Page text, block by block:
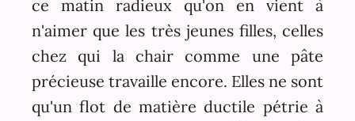
ce matin radieux qu'on en vient à
n'aimer que les très jeunes filles, celles
chez qui la chair comme une pâte
précieuse travaille encore. Elles ne sont
qu'un flot de matière ductile pétrie à